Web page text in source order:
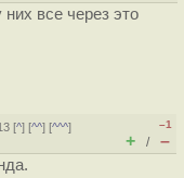
все через это
[^] [^^] [^^^]
–1
+ / –